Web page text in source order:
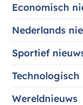
Economisch
Nederlands
Sportief
Technologisch
Wereldnieuws